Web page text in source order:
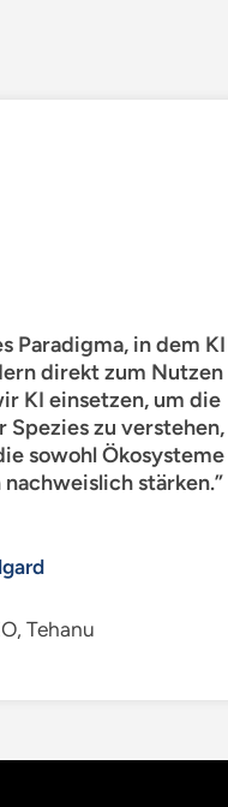
Paradigma, in dem KI
direkt zum Nutzen
KI einsetzen, um die
zu verstehen,
sowohl Ökosysteme
stärken.”
Tehanu